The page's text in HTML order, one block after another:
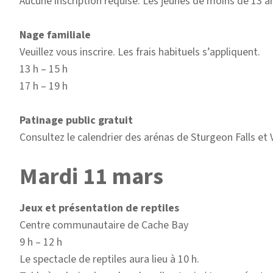
Nage familiale
Veuillez vous inscrire. Les frais habituels s’appliquent.
13 h – 15 h
17 h – 19 h
Patinage public gratuit
Consultez le calendrier des arénas de Sturgeon Falls et
Mardi 11 mars
Jeux et présentation de reptiles
Centre communautaire de Cache Bay
9 h – 12 h
Le spectacle de reptiles aura lieu à 10 h.